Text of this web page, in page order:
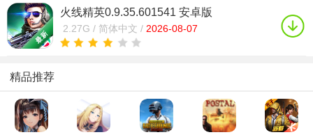
火线精英0.9.35.601541 安卓版
2.27G / 简体中文 / 2026-08-07
精品推荐